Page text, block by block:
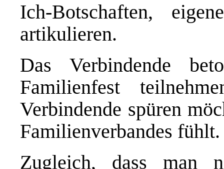
Ich-Botschaften,
artikulieren.
Das Verbindende
Familienfest
Verbindende spüren
Familienverbandes fühlt.
Zugleich, dass man